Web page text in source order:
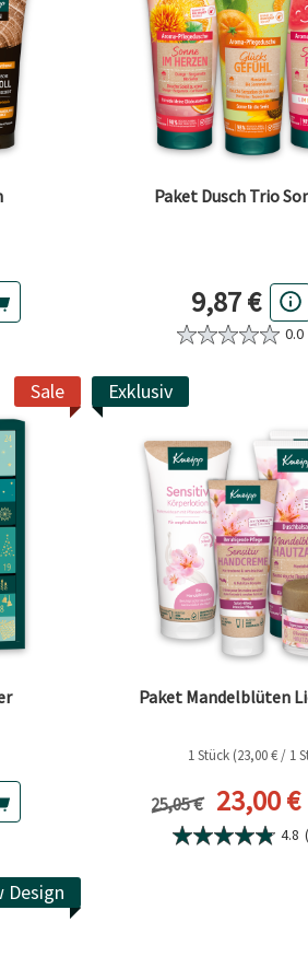
Paket Dusch Trio
9,87 €
0.0
Sale Exklusiv
Paket Mandelblüten
1 Stück (23,00 € / 1
Vorheriger Preis
25,05 € 23,00 €
4.8
Design